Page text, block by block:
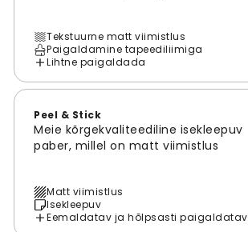
Tekstuurne matt viimistlus
Paigaldamine tapeediliimiga
Lihtne paigaldada
Peel & Stick
Meie kõrgekvaliteediline isekleepuv
paber, millel on matt viimistlus
Matt viimistlus
Isekleepuv
Eemaldatav ja hõlpsasti paigaldatav